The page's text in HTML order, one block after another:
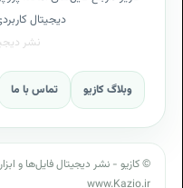
دیجیتال
وبلاگ کازیو تماس با ما
© کازیو - نشر دیجیتال فایل‌ها و
www.Kazio.ir